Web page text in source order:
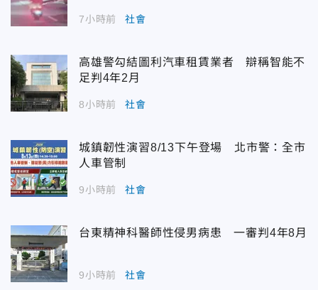
7小時前 社會
高雄警勾結圖利汽車租賃業者 辯稱智能不
足判4年2月
8小時前 社會
城鎮韌性演習8/13下午登場 北市警：全市
人車管制
9小時前 社會
台東精神科醫師性侵男病患 一審判4年8月
9小時前 社會